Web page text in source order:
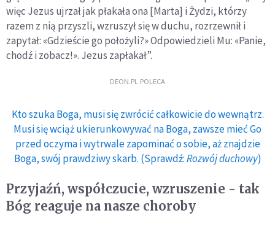
więc Jezus ujrzał jak płakała ona [Marta] i Żydzi, którzy
razem z nią przyszli, wzruszył się w duchu, rozrzewnił i
zapytał: «Gdzieście go położyli?» Odpowiedzieli Mu: «Panie,
chodź i zobacz!». Jezus zapłakał”.
DEON.PL POLECA
Kto szuka Boga, musi się zwrócić całkowicie do wewnątrz.
Musi się wciąż ukierunkowywać na Boga, zawsze mieć Go
przed oczyma i wytrwale zapominać o sobie, aż znajdzie
Boga, swój prawdziwy skarb. (Sprawdź:Rozwój duchowy)
Przyjaźń, współczucie, wzruszenie - tak
Bóg reaguje na nasze choroby